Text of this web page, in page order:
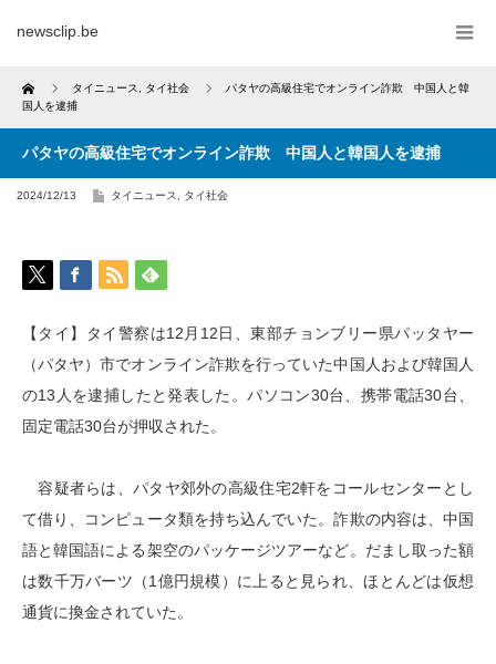
newsclip.be
Home タイニュース タイ社会
パタヤの高級住宅でオンライン詐欺 中国人と韓
国人を逮捕
パタヤの高級住宅でオンライン詐欺 中国人と韓国人を逮捕
2024/12/13 タイニュース タイ社会
【タイ】タイ警察は12月12日、東部チョンブリー県パッタヤー
（パタヤ）市でオンライン詐欺を行っていた中国人および韓国人
の13人を逮捕したと発表した。パソコン30台、携帯電話30台、
固定電話30台が押収された。
容疑者らは、パタヤ郊外の高級住宅2軒をコールセンターとし
て借り、コンピュータ類を持ち込んでいた。詐欺の内容は、中国
語と韓国語による架空のパッケージツアーなど。だまし取った額
は数千万バーツ（1億円規模）に上ると見られ、ほとんどは仮想
通貨に換金されていた。